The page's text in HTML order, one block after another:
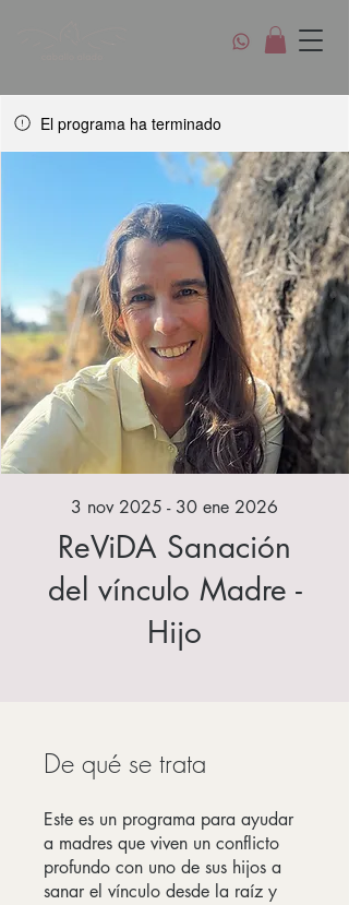
El programa ha terminado
ReViDA Sanación
del vínculo Madre -
Hijo
3 nov 2025 - 30 ene 2026
De qué se trata
Este es un programa para ayudar
a madres que viven un conflicto
profundo con uno de sus hijos a
sanar el vínculo desde la raíz y